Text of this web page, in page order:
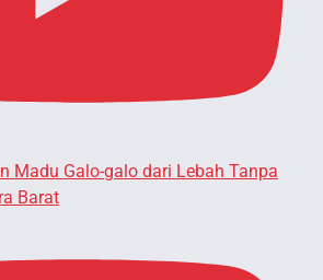
Madu Galo-galo dari Lebah Tanpa
Barat